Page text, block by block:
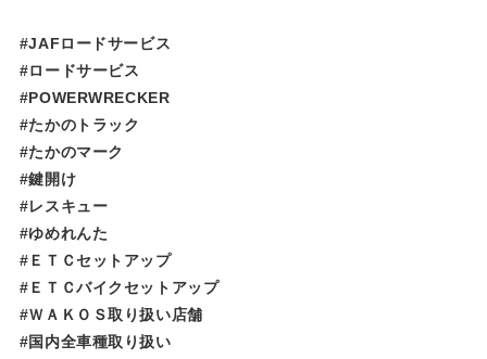
#JAFロードサービス
#ロードサービス
#POWERWRECKER
#たかのトラック
#たかのマーク
#鍵開け
#レスキュー
#ゆめれんた​​​​​
#ＥＴＣセットアップ
#ＥＴＣバイクセットアップ
#ＷＡＫＯＳ取り扱い店舗
#国内全車種取り扱い